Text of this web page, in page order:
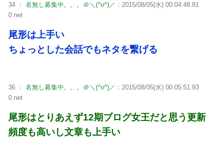
34 ： 名無し募集中。。。＠＼(^o^)／ ：2015/08/05(水) 00:04:48.81
0.net
尾形は上手い
ちょっとした会話でもネタを繋げる
36 ： 名無し募集中。。。＠＼(^o^)／ ：2015/08/05(水) 00:05:51.93
0.net
尾形はとりあえず12期ブログ女王だと思う更新
頻度も高いし文章も上手い